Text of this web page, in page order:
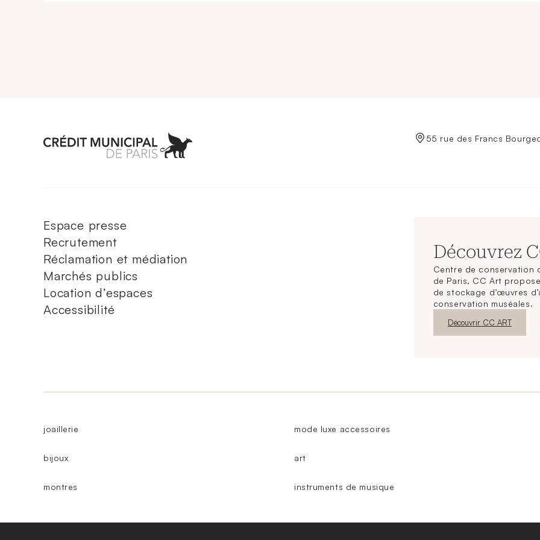
Aller à l'accueil de Crédit Municipal de Paris 55 rue des Francs
Espace presse
Recrutement
Réclamation et médiation
Marchés publics
Location d’espaces
Accessibilité
Découvrez
Centre de conservation
de Paris, CC Art
de stockage d’œuvres
conservation muséales.
Nouvelle fenêtre
Découvrir CC ART
joaillerie
bijoux
montres
mode luxe accessoires
art
instruments de musique